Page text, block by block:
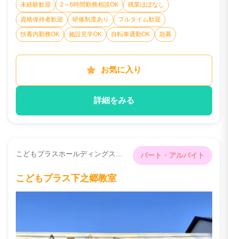
未経験歓迎 2～6時間勤務相談OK 残業ほぼなし
資格保持者歓迎 研修制度あり フルタイム歓迎
扶養内勤務OK 施設見学OK 自転車通勤OK 急募
お気に入り
詳細をみる
こどもプラスホールディングス株式会社関連会社 （就労支援型放課後デイサービス株式会社） パート・アルバイト
こどもプラス下之郷教室